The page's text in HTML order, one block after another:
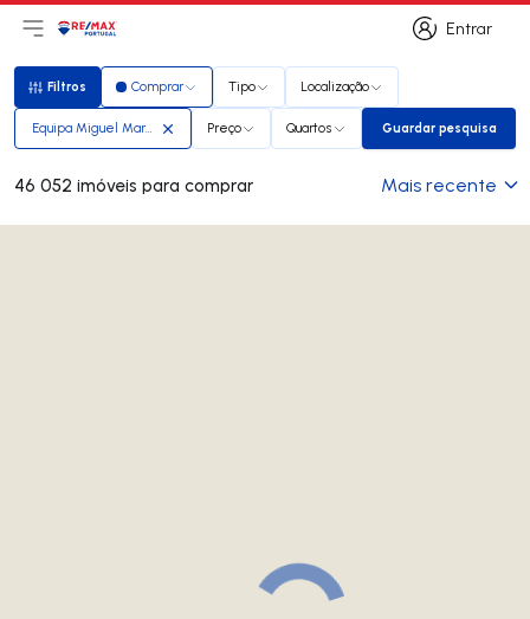
Entrar
Entrar
Abri menu principal
LogoIr para página inicial
Filtros
Filtros Comprar Tipo Localização
Equipa Miguel Marques Preço Quartos Guardar
Guardar pesquisa
46 052 imóveis para comprar Mais recente